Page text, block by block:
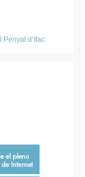
d’Ifac